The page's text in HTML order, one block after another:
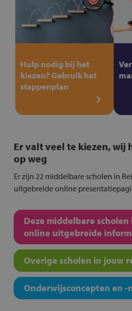
Hulp nodig bij het
kiezen? Gebruik het
stappenplan
Er valt veel te kiezen, wij
op weg
Er zijn 22 middelbare scholen in
uitgebreide online
Deze middelbare
online uitgebreide
Overige scholen in jouw
Onderwijsconcepten en -